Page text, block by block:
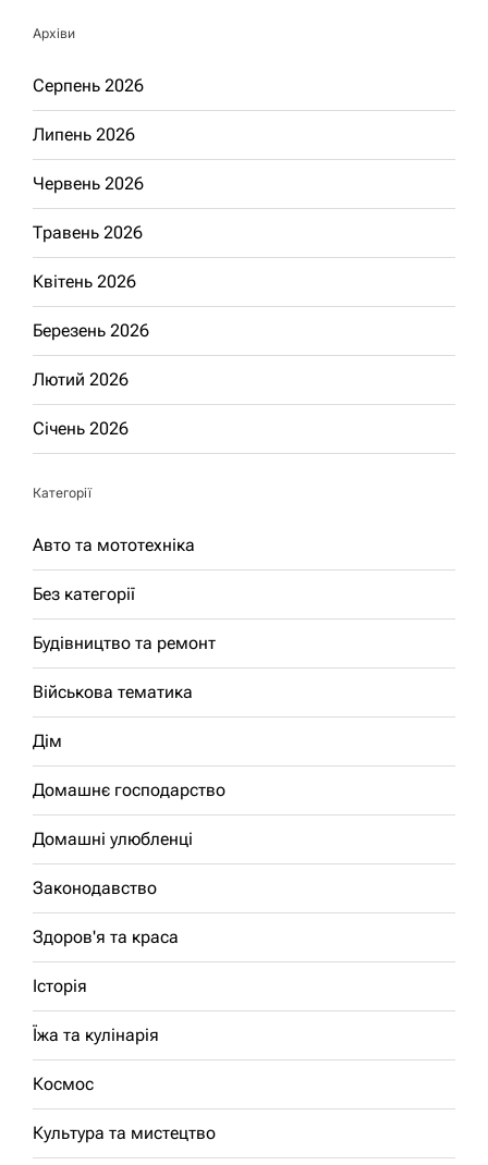
Архіви
Серпень 2026
Липень 2026
Червень 2026
Травень 2026
Квітень 2026
Березень 2026
Лютий 2026
Січень 2026
Категорії
Авто та мототехніка
Без категорії
Будівництво та ремонт
Військова тематика
Дім
Домашнє господарство
Домашні улюбленці
Законодавство
Здоров'я та краса
Історія
Їжа та кулінарія
Космос
Культура та мистецтво